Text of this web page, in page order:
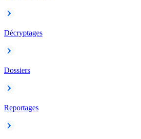
Décryptages
Dossiers
Reportages